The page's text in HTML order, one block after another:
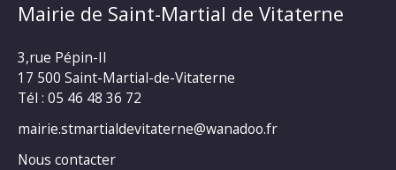
Mairie de Saint-Martial de Vitaterne
3,rue Pépin-II
17 500 Saint-Martial-de-Vitaterne
Tél : 05 46 48 36 72
mairie.stmartialdevitaterne@wanadoo.fr
Nous contacter